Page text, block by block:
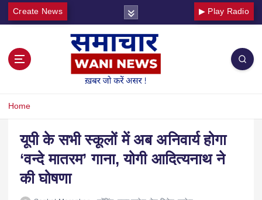
Create News ▶ Play Radio
Home
यूपी के सभी स्कूलों में अब अनिवार्य होगा
‘वन्दे मातरम’ गाना, योगी आदित्यनाथ ने
की घोषणा